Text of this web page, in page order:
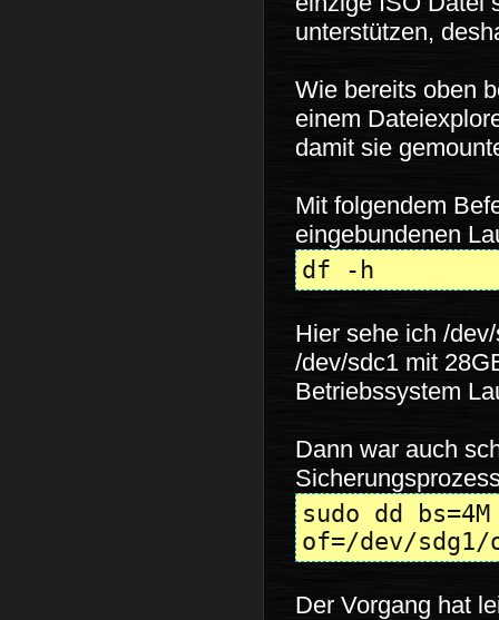
unterstützen,
Wie bereits oben
einem
damit sie
Mit folgendem
eingebundenen
df -h
Hier sehe ich /
/dev/sdc1 mit
Betriebssystem
Dann war auch
sudo dd
of=/dev/sdg1/
Der Vorgang hat